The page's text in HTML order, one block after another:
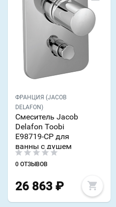
ФРАНЦИЯ (JACOB
DELAFON)
Смеситель Jacob
Delafon Toobi
E98719-CP для
ванны с душем
0 ОТЗЫВОВ
26 863 ₽